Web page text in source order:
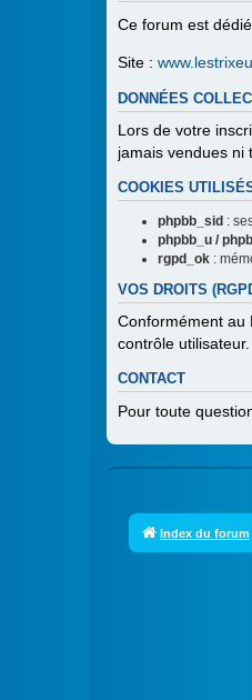
Ce forum est
Site :
DONNÉES
Lors de votre
jamais vendues ni
COOKIES
phpbb_sid :
phpbb_u /
rgpd_ok :
VOS DROITS
Conformément au
contrôle utilisateur.
CONTACT
Pour toute
Index du forum